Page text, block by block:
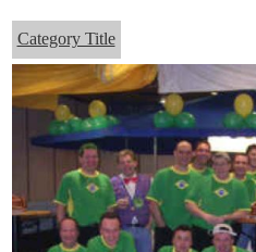
Category Title